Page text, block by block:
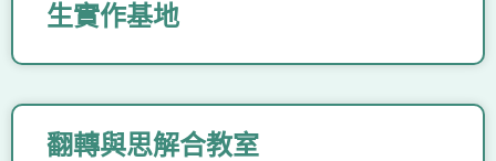
生實作基地
翻轉與思解合教室